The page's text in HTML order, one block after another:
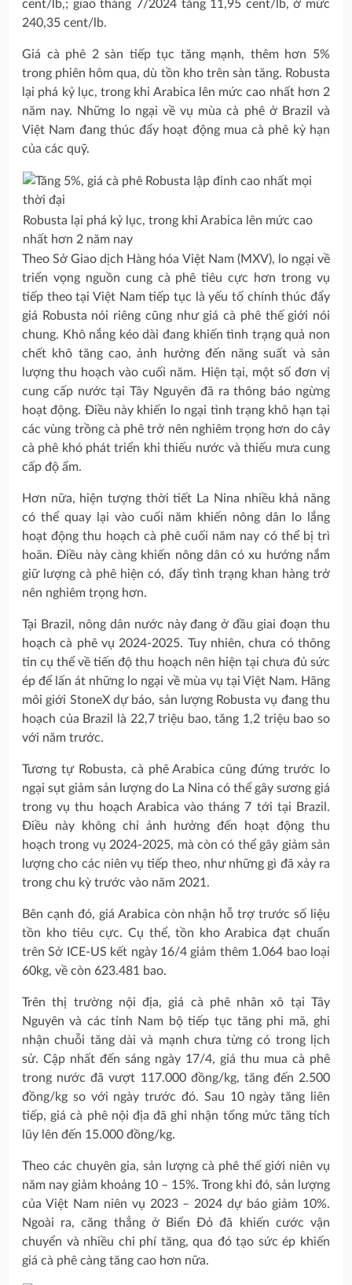
cent/lb,; giao tháng 7/2024 tăng 11,95 cent/lb, ở mức
240,35 cent/lb.
Giá cà phê 2 sàn tiếp tục tăng mạnh, thêm hơn 5%
trong phiên hôm qua, dù tồn kho trên sàn tăng. Robusta
lại phá kỷ lục, trong khi Arabica lên mức cao nhất hơn 2
năm nay. Những lo ngại về vụ mùa cà phê ở Brazil và
Việt Nam đang thúc đẩy hoạt động mua cà phê kỳ hạn
của các quỹ.
Robusta lại phá kỷ lục, trong khi Arabica lên mức cao
nhất hơn 2 năm nay
Theo Sở Giao dịch Hàng hóa Việt Nam (MXV), lo ngại về
triển vọng nguồn cung cà phê tiêu cực hơn trong vụ
tiếp theo tại Việt Nam tiếp tục là yếu tố chính thúc đẩy
giá Robusta nói riêng cũng như giá cà phê thế giới nói
chung. Khô nắng kéo dài đang khiến tình trạng quả non
chết khô tăng cao, ảnh hưởng đến năng suất và sản
lượng thu hoạch vào cuối năm. Hiện tại, một số đơn vị
cung cấp nước tại Tây Nguyên đã ra thông báo ngừng
hoạt động. Điều này khiến lo ngại tình trạng khô hạn tại
các vùng trồng cà phê trở nên nghiêm trọng hơn do cây
cà phê khó phát triển khi thiếu nước và thiếu mưa cung
cấp độ ẩm.
Hơn nữa, hiện tượng thời tiết La Nina nhiều khả năng
có thể quay lại vào cuối năm khiến nông dân lo lắng
hoạt động thu hoạch cà phê cuối năm nay có thể bị trì
hoãn. Điều này càng khiến nông dân có xu hướng nắm
giữ lượng cà phê hiện có, đẩy tình trạng khan hàng trở
nên nghiêm trọng hơn.
Tại Brazil, nông dân nước này đang ở đầu giai đoạn thu
hoạch cà phê vụ 2024-2025. Tuy nhiên, chưa có thông
tin cụ thể về tiến độ thu hoạch nên hiện tại chưa đủ sức
ép để lấn át những lo ngại về mùa vụ tại Việt Nam. Hãng
môi giới StoneX dự báo, sản lượng Robusta vụ đang thu
hoạch của Brazil là 22,7 triệu bao, tăng 1,2 triệu bao so
với năm trước.
Tương tự Robusta, cà phê Arabica cũng đứng trước lo
ngại sụt giảm sản lượng do La Nina có thể gây sương giá
trong vụ thu hoạch Arabica vào tháng 7 tới tại Brazil.
Điều này không chỉ ảnh hưởng đến hoạt động thu
hoạch trong vụ 2024-2025, mà còn có thể gây giảm sản
lượng cho các niên vụ tiếp theo, như những gì đã xảy ra
trong chu kỳ trước vào năm 2021.
Bên cạnh đó, giá Arabica còn nhận hỗ trợ trước số liệu
tồn kho tiêu cực. Cụ thể, tồn kho Arabica đạt chuẩn
trên Sở ICE-US kết ngày 16/4 giảm thêm 1.064 bao loại
60kg, về còn 623.481 bao.
Trên thị trường nội địa, giá cà phê nhân xô tại Tây
Nguyên và các tỉnh Nam bộ tiếp tục tăng phi mã, ghi
nhận chuỗi tăng dài và mạnh chưa từng có trong lịch
sử. Cập nhất đến sáng ngày 17/4, giá thu mua cà phê
trong nước đã vượt 117.000 đồng/kg, tăng đến 2.500
đồng/kg so với ngày trước đó. Sau 10 ngày tăng liên
tiếp, giá cà phê nội địa đã ghi nhận tổng mức tăng tích
lũy lên đến 15.000 đồng/kg.
Theo các chuyên gia, sản lượng cà phê thế giới niên vụ
năm nay giảm khoảng 10 – 15%. Trong khi đó, sản lượng
của Việt Nam niên vụ 2023 – 2024 dự báo giảm 10%.
Ngoài ra, căng thẳng ở Biển Đỏ đã khiến cước vận
chuyển và nhiều chi phí tăng, qua đó tạo sức ép khiến
giá cà phê càng tăng cao hơn nữa.